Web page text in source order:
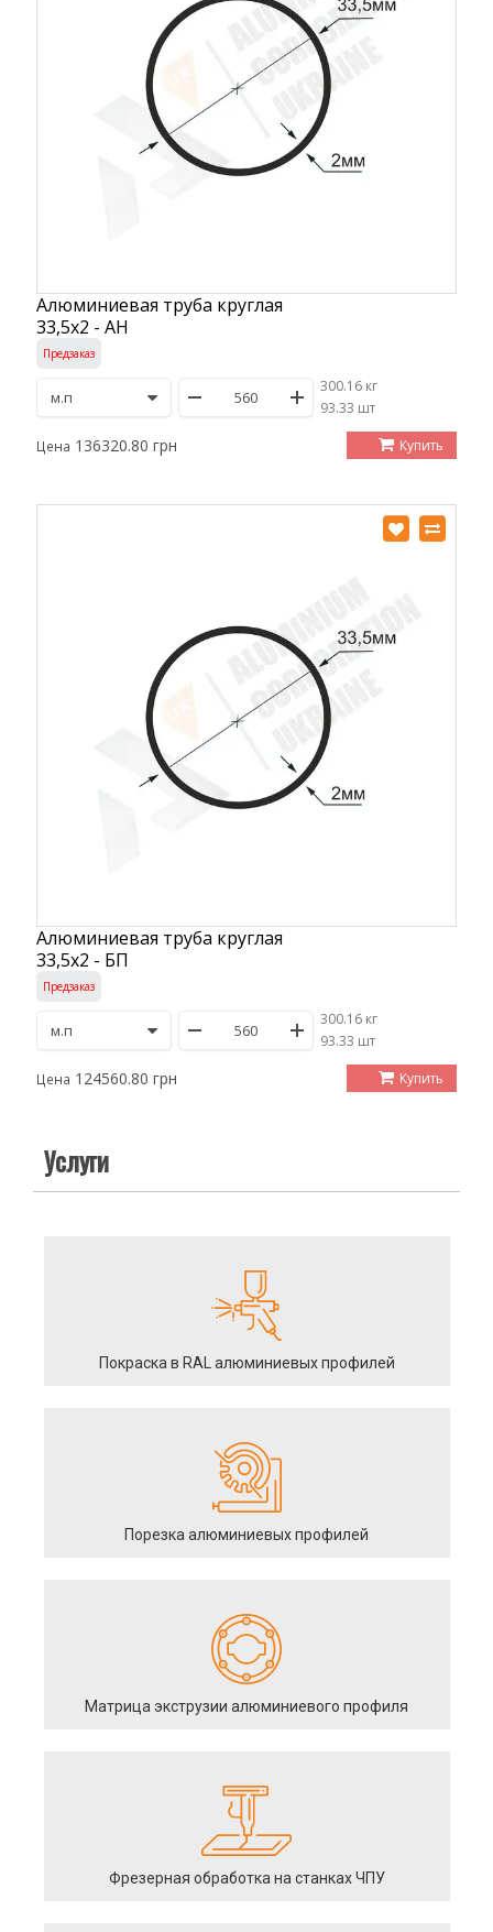
Алюминиевая труба круглая
33,5х2 - АН
Предзаказ
300.16 кг
/93.33 шт
Цена 136320.80 грн Купить
Алюминиевая труба круглая
33,5х2 - БП
Предзаказ
300.16 кг
/93.33 шт
Цена 124560.80 грн Купить
Услуги
Покраска в RAL алюминиевых профилей
Порезка алюминиевых профилей
Матрица экструзии алюминиевого профиля
Фрезерная обработка на станках ЧПУ